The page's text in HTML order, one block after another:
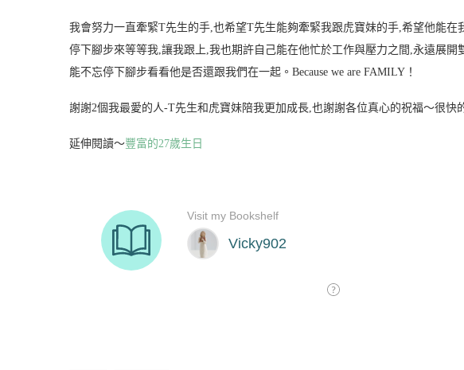
我會努力一直牽緊T先生的手,也希望T先生能夠牽緊我跟虎寶妹的手,希望他能
停下腳步來等等我,讓我跟上,我也期許自己能在他忙於工作與壓力之間,永遠展
能不忘停下腳步看看他是否還跟我們在一起。 Because we are FAMILY！
謝謝2個我最愛的人-T先生和虎寶妹陪我更加成長,也謝謝各位真心的祝福～很快
延伸閱讀～豐富的27歲生日